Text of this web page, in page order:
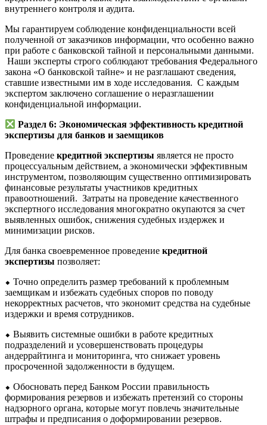
внутреннего контроля и аудита.
Мы гарантируем соблюдение конфиденциальности всей
полученной от заказчиков информации, что особенно важно
при работе с банковской тайной и персональными данными.
Наши эксперты строго соблюдают требования Федерального
закона «О банковской тайне» и не разглашают сведения,
ставшие известными им в ходе исследования. С каждым
экспертом заключено соглашение о неразглашении
конфиденциальной информации.
Раздел 6: Экономическая эффективность кредитной
экспертизы для банков и заемщиков
Проведение кредитной экспертизы является не просто
процессуальным действием, а экономически эффективным
инструментом, позволяющим существенно оптимизировать
финансовые результаты участников кредитных
правоотношений. Затраты на проведение качественного
экспертного исследования многократно окупаются за счет
выявленных ошибок, снижения судебных издержек и
минимизации рисков.
Для банка своевременное проведение кредитной
экспертизы позволяет:
⬥ Точно определить размер требований к проблемным
заемщикам и избежать судебных споров по поводу
некорректных расчетов, что экономит средства на судебные
издержки и время сотрудников.
⬥ Выявить системные ошибки в работе кредитных
подразделений и усовершенствовать процедуры
андеррайтинга и мониторинга, что снижает уровень
просроченной задолженности в будущем.
⬥ Обосновать перед Банком России правильность
формирования резервов и избежать претензий со стороны
надзорного органа, которые могут повлечь значительные
штрафы и предписания о доформировании резервов.